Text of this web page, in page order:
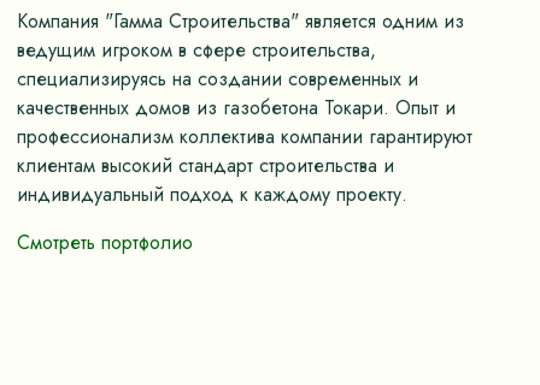
Компания "Гамма Строительства" является одним из
ведущим игроком в сфере строительства,
специализируясь на создании современных и
качественных домов из газобетона Токари. Опыт и
профессионализм коллектива компании гарантируют
клиентам высокий стандарт строительства и
индивидуальный подход к каждому проекту.
Смотреть портфолио